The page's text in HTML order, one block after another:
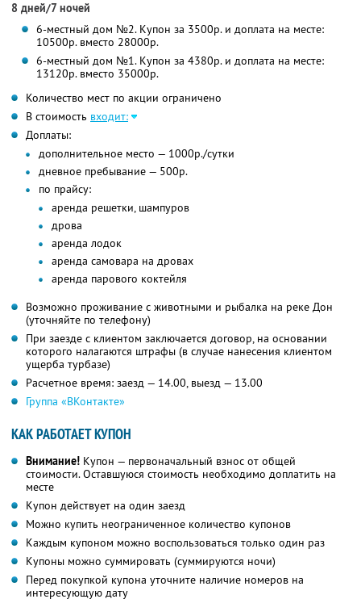
8 дней/7 ночей
6-местный дом №2. Купон за 3500р. и доплата на месте:
10500р. вместо 28000р.
6-местный дом №1. Купон за 4380р. и доплата на месте:
13120р. вместо 35000р.
Количество мест по акции ограничено
В стоимость входит:
Доплаты:
дополнительное место — 1000р./сутки
дневное пребывание — 500р.
по прайсу:
аренда решетки, шампуров
дрова
аренда лодок
аренда самовара на дровах
аренда парового коктейля
Возможно проживание с животными и рыбалка на реке Дон
(уточняйте по телефону)
При заезде с клиентом заключается договор, на основании
которого налагаются штрафы (в случае нанесения клиентом
ущерба турбазе)
Расчетное время: заезд — 14.00, выезд — 13.00
Группа «ВКонтакте»
КАК РАБОТАЕТ КУПОН
Внимание! Купон — первоначальный взнос от общей
стоимости. Оставшуюся стоимость необходимо доплатить на
месте
Купон действует на один заезд
Можно купить неограниченное количество купонов
Каждым купоном можно воспользоваться только один раз
Купоны можно суммировать (суммируются ночи)
Перед покупкой купона уточните наличие номеров на
интересующую дату